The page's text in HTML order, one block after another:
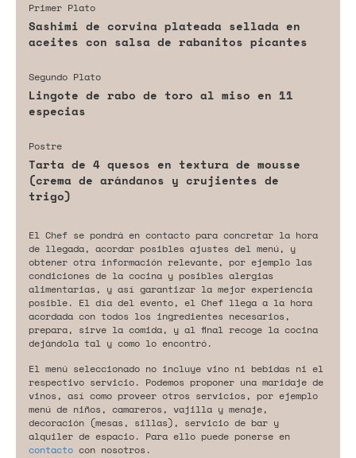
Primer Plato
Sashimi de corvina plateada sellada en
aceites con salsa de rabanitos picantes
Segundo Plato
Lingote de rabo de toro al miso en 11
especias
Postre
Tarta de 4 quesos en textura de mousse
(crema de arándanos y crujientes de
trigo)
El Chef se pondrá en contacto para concretar la hora
de llegada, acordar posibles ajustes del menú, y
obtener otra información relevante, por ejemplo las
condiciones de la cocina y posibles alergias
alimentarias, y así garantizar la mejor experiencia
posible. El día del evento, el Chef llega a la hora
acordada con todos los ingredientes necesarios,
prepara, sirve la comida, y al final recoge la cocina
dejándola tal y como lo encontró.
El menú seleccionado no incluye vino ni bebidas ni el
respectivo servicio. Podemos proponer una maridaje de
vinos, así como proveer otros servicios, por ejemplo
menú de niños, camareros, vajilla y menaje,
decoración (mesas, sillas), servicio de bar y
alquiler de espacio. Para ello puede ponerse en
contacto con nosotros.